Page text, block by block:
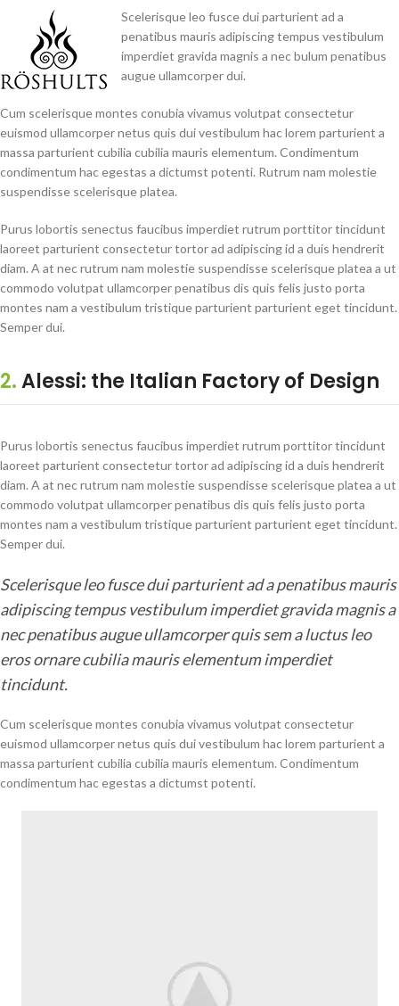
Scelerisque leo fusce dui parturient ad a
penatibus mauris adipiscing tempus vestibulum
imperdiet gravida magnis a nec bulum penatibus
augue ullamcorper dui.
Cum scelerisque montes conubia vivamus volutpat consectetur
euismod ullamcorper netus quis dui vestibulum hac lorem parturient a
massa parturient cubilia cubilia mauris elementum. Condimentum
condimentum hac egestas a dictumst potenti. Rutrum nam molestie
suspendisse scelerisque platea.
Purus lobortis senectus faucibus imperdiet rutrum porttitor tincidunt
laoreet parturient consectetur tortor ad adipiscing id a duis hendrerit
diam. A at nec rutrum nam molestie suspendisse scelerisque platea a ut
commodo volutpat ullamcorper penatibus dis quis felis justo porta
montes nam a vestibulum tristique parturient parturient eget tincidunt.
Semper dui.
2.Alessi: the Italian Factory of Design
Purus lobortis senectus faucibus imperdiet rutrum porttitor tincidunt
laoreet parturient consectetur tortor ad adipiscing id a duis hendrerit
diam. A at nec rutrum nam molestie suspendisse scelerisque platea a ut
commodo volutpat ullamcorper penatibus dis quis felis justo porta
montes nam a vestibulum tristique parturient parturient eget tincidunt.
Semper dui.
Scelerisque leo fusce dui parturient ad a penatibus mauris
adipiscing tempus vestibulum imperdiet gravida magnis a
nec penatibus augue ullamcorper quis sem a luctus leo
eros ornare cubilia mauris elementum imperdiet
tincidunt.
Cum scelerisque montes conubia vivamus volutpat consectetur
euismod ullamcorper netus quis dui vestibulum hac lorem parturient a
massa parturient cubilia cubilia mauris elementum. Condimentum
condimentum hac egestas a dictumst potenti.